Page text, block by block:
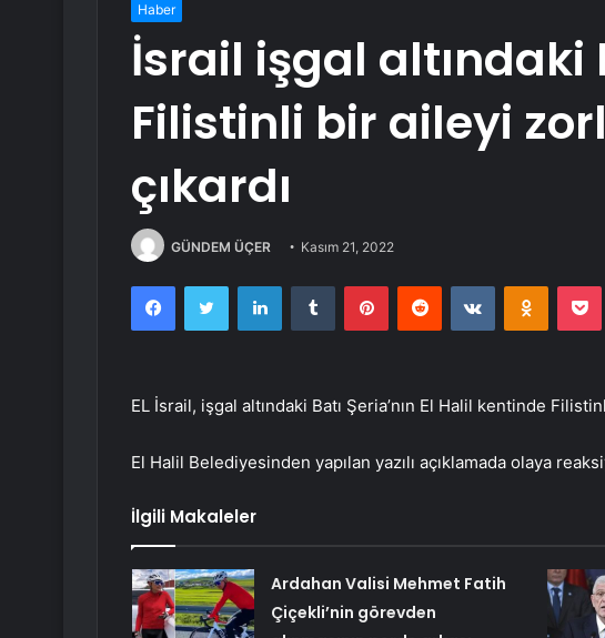
Haber
İsrail işgal altındaki
Filistinli bir aileyi
çıkardı
GÜNDEM ÜÇER Kasım 21, 2022
FacebookTwitter LinkedInTumblr PinterestReddit VKontakte
EL İsrail, işgal altındaki Batı Şeria’nın El Halil kentinde
El Halil Belediyesinden yapılan yazılı açıklamada olaya
İlgili Makaleler
Ardahan Valisi Mehmet Fatih
Çiçekli’nin görevden